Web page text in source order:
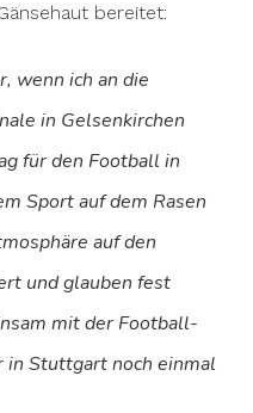
bereitet:
wenn ich an die
in Gelsenkirchen
für den Football in
Sport auf dem Rasen
auf den
und glauben fest
mit der Football-
in Stuttgart noch einmal